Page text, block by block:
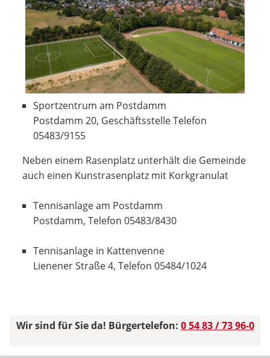
Sportzentrum am Postdamm
Postdamm 20, Geschäftsstelle Telefon
05483/9155
Neben einem Rasenplatz unterhält die Gemeinde
auch einen Kunstrasenplatz mit Korkgranulat
Tennisanlage am Postdamm
Postdamm, Telefon 05483/8430
Tennisanlage in Kattenvenne
Lienener Straße 4, Telefon 05484/1024
Wir sind für Sie da! Bürgertelefon: 0 54 83 / 73 96-0